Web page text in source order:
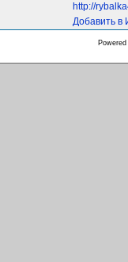
http://
Добавить в